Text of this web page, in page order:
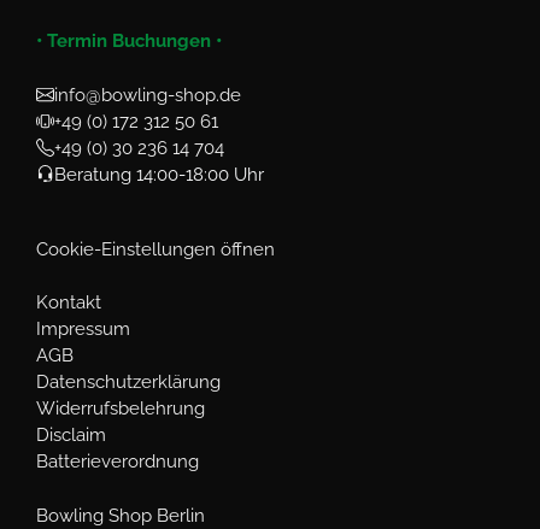
• Termin Buchungen •
info@bowling-shop.de
+49 (0) 172 312 50 61
+49 (0) 30 236 14 704
Beratung 14:00-18:00 Uhr
Cookie-Einstellungen öffnen
Kontakt
Impressum
AGB
Datenschutzerklärung
Widerrufsbelehrung
Disclaim
Batterieverordnung
Bowling Shop Berlin